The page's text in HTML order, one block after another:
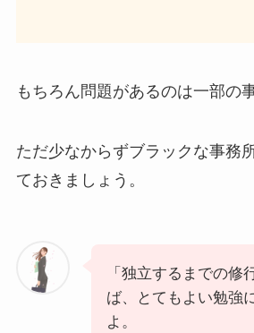
もちろん問題があるのは一部の
ただ少なからずブラックな事務
ておきましょう。
「独立するまでの修
ば、とてもよい勉強
よ。